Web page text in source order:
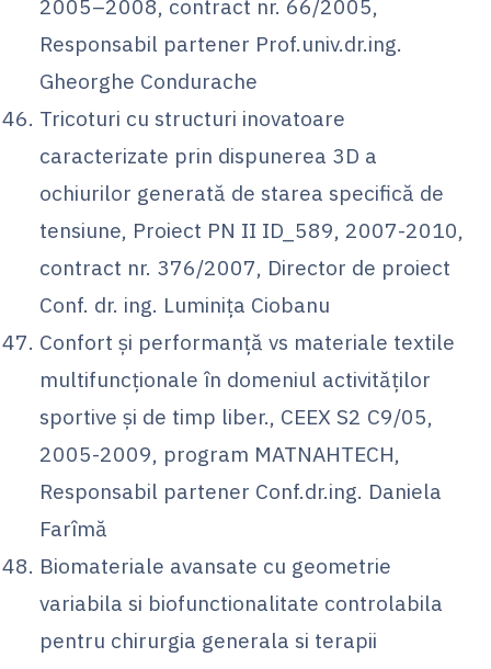
2005–2008, contract nr. 66/2005,
Responsabil partener Prof.univ.dr.ing.
Gheorghe Condurache
Tricoturi cu structuri inovatoare
caracterizate prin dispunerea 3D a
ochiurilor generată de starea specifică de
tensiune, Proiect PN II ID_589, 2007-2010,
contract nr. 376/2007, Director de proiect
Conf. dr. ing. Luminița Ciobanu
Confort şi performanţă vs materiale textile
multifuncţionale în domeniul activităţilor
sportive şi de timp liber., CEEX S2 C9/05,
2005-2009, program MATNAHTECH,
Responsabil partener Conf.dr.ing. Daniela
Farîmă
Biomateriale avansate cu geometrie
variabila si biofunctionalitate controlabila
pentru chirurgia generala si terapii